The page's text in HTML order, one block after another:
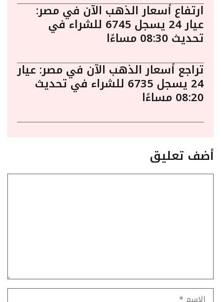
ارتفاع أسعار الذهب الآن في مصر:
عيار 24 يسجل 6745 للشراء في
تحديث 08:30 مساءًا
تراجع أسعار الذهب الآن في مصر: عيار
24 يسجل 6735 للشراء في تحديث
08:20 مساءًا
أضف تعليق
الاسم